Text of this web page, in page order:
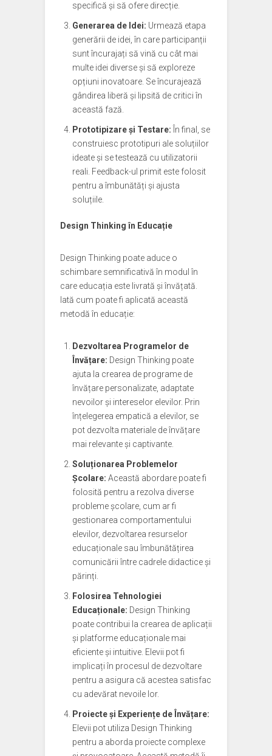
specifică și să ofere direcție.
Generarea de Idei: Urmează etapa
generării de idei, în care participanții
sunt încurajați să vină cu cât mai
multe idei diverse și să exploreze
opțiuni inovatoare. Se încurajează
gândirea liberă și lipsită de critici în
această fază.
Prototipizare și Testare: În final, se
construiesc prototipuri ale soluțiilor
ideate și se testează cu utilizatorii
reali. Feedback-ul primit este folosit
pentru a îmbunătăți și ajusta
soluțiile.
Design Thinking în Educație
Design Thinking poate aduce o
schimbare semnificativă în modul în
care educația este livrată și învățată.
Iată cum poate fi aplicată această
metodă în educație:
Dezvoltarea Programelor de
Învățare: Design Thinking poate
ajuta la crearea de programe de
învățare personalizate, adaptate
nevoilor și intereselor elevilor. Prin
înțelegerea empatică a elevilor, se
pot dezvolta materiale de învățare
mai relevante și captivante.
Soluționarea Problemelor
Școlare: Această abordare poate fi
folosită pentru a rezolva diverse
probleme școlare, cum ar fi
gestionarea comportamentului
elevilor, dezvoltarea resurselor
educaționale sau îmbunătățirea
comunicării între cadrele didactice și
părinți.
Folosirea Tehnologiei
Educaționale: Design Thinking
poate contribui la crearea de aplicații
și platforme educaționale mai
eficiente și intuitive. Elevii pot fi
implicați în procesul de dezvoltare
pentru a asigura că acestea satisfac
cu adevărat nevoile lor.
Proiecte și Experiențe de Învățare:
Elevii pot utiliza Design Thinking
pentru a aborda proiecte complexe